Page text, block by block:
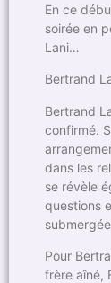
En ce
soirée en
Lani…
Bertrand
Bertrand
confirmé.
dans les
se révèle
questions
Pour
frère aîné,